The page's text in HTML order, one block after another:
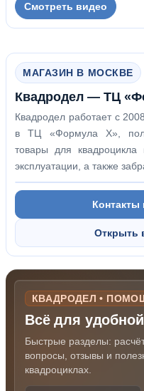
Смотреть видео
МАГАЗИН В МОСКВЕ
Квадродел — ТЦ
Квадродел работает с
в ТЦ «Формула Х»,
товары для
эксплуатации, а также
Контакты
Открыть
КВАДРОДЕЛ •
Всё для
Быстрые разделы:
вопросы, отзывы и
квадроциклах.